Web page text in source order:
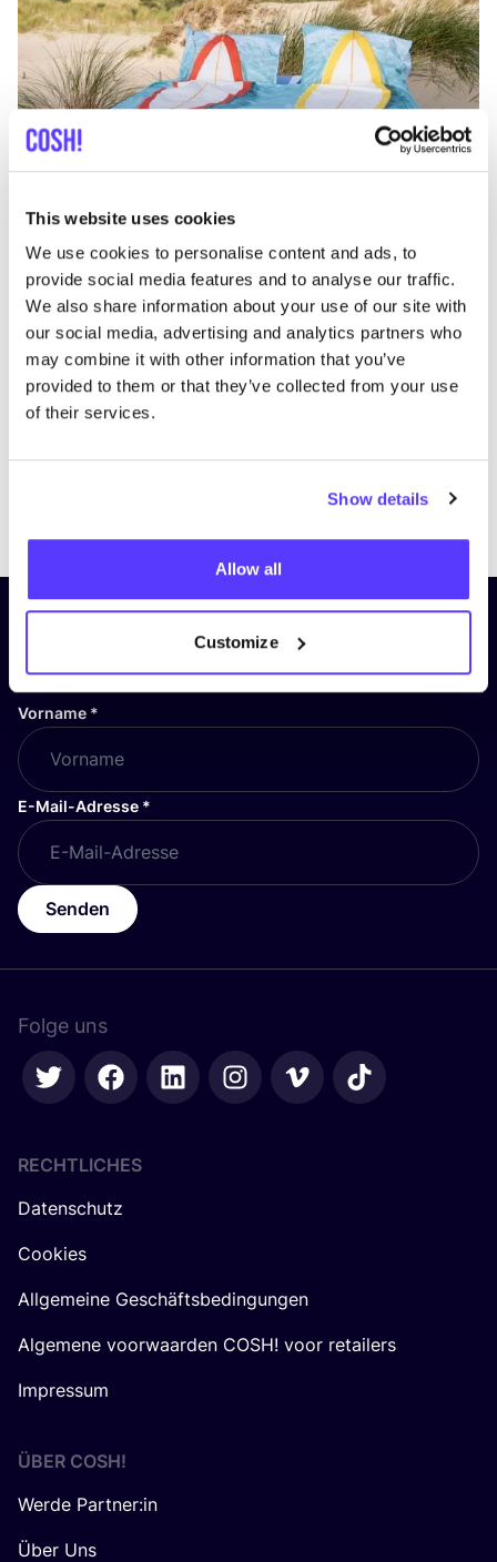
This website uses cookies
We use cookies to personalise content and ads, to
provide social media features and to analyse our traffic.
We also share information about your use of our site with
our social media, advertising and analytics partners who
may combine it with other information that you’ve
provided to them or that they’ve collected from your use
of their services.
Show details
Allow all
Customize
PreviousNext
Abonniere unseren Newsletter
und bleibe auf dem Laufenden!
Vorname *
E-Mail-Adresse *
Senden
Folge uns
RECHTLICHES
Datenschutz
Cookies
Allgemeine Geschäftsbedingungen
Algemene voorwaarden COSH! voor retailers
Impressum
ÜBER COSH!
Werde Partner:in
Über Uns